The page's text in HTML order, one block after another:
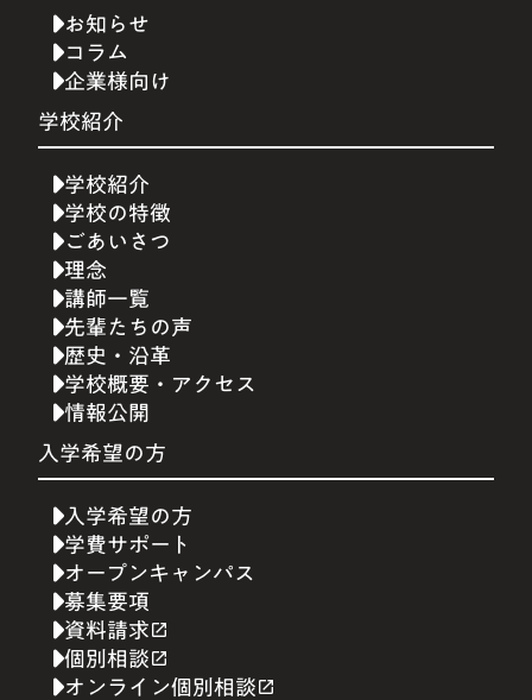
お知らせ
コラム
企業様向け
学校紹介
学校紹介
学校の特徴
ごあいさつ
理念
講師一覧
先輩たちの声
歴史・沿革
学校概要・アクセス
情報公開
入学希望の方
入学希望の方
学費サポート
オープンキャンパス
募集要項
資料請求launch
個別相談launch
オンライン個別相談launch